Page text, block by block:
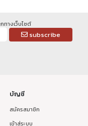
ทางเว็บไซต์
subscribe
บัญชี
สมัครสมาชิก
เข้าสู่ระบบ